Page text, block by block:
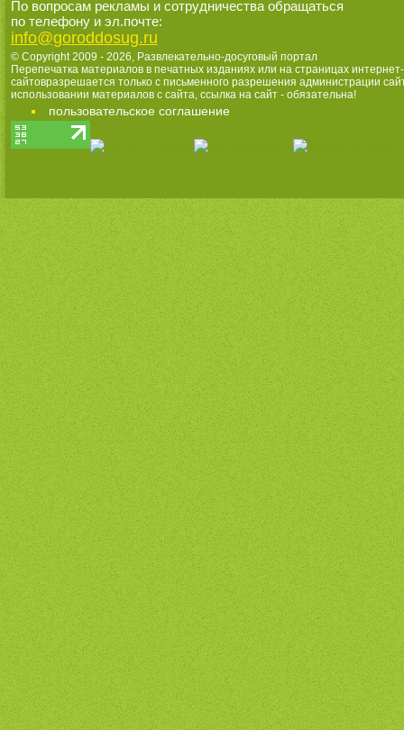
По вопросам рекламы и сотрудничества обращаться
по телефону и эл.почте:
info@goroddosug.ru
© Copyright 2009 - 2026, Развлекательно-досуговый портал
Перепечатка материалов в печатных изданиях или на страницах интернет-
сайтовразрешается только с письменного разрешения администрации
использовании материалов с сайта, ссылка на сайт - обязательна!
пользовательское соглашение